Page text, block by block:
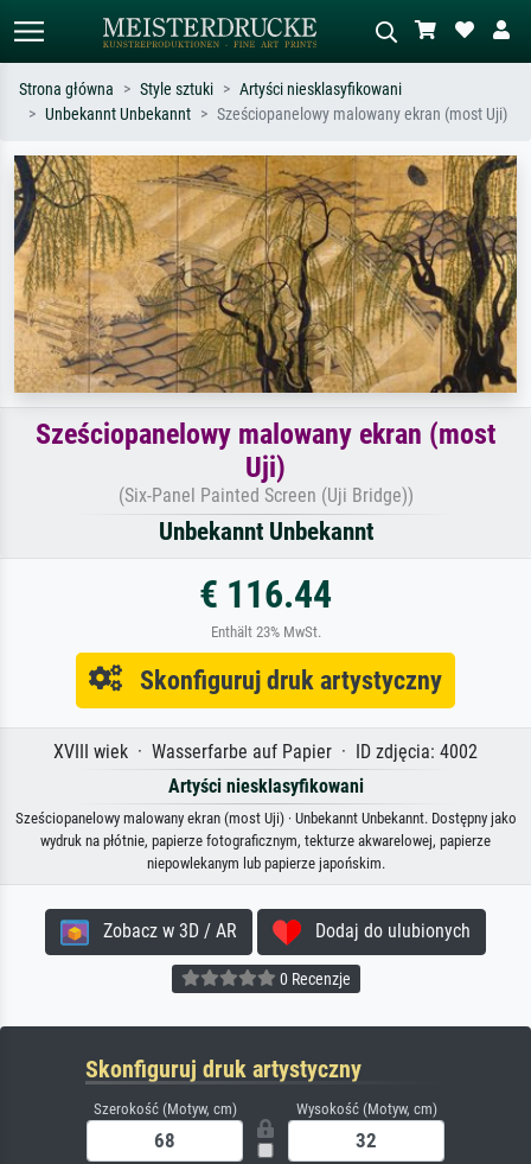
Szukaj wg artysty, tytułu lub stylu – np.
Monet, Gwiaździsta noc,
impresjonizm, fala Hokusaia, akt.
Opisz scenę – np. zielona łąka,
abstrakcja z czerwienią, ciemny olej,
stojący akt obok drzewa.
Strona główna Style sztuki
Artyści niesklasyfikowani
Unbekannt Unbekannt
Sześciopanelowy malowany ekran (most Uji)
Sześciopanelowy malowany ekran (most
Uji)
(Six-Panel Painted Screen (Uji Bridge))
Unbekannt Unbekannt
€ 116.44
Enthält 23% MwSt.
Skonfiguruj druk artystyczny
XVIII wiek · Wasserfarbe auf Papier · ID zdjęcia: 4002
Artyści niesklasyfikowani
Sześciopanelowy malowany ekran (most Uji) · Unbekannt Unbekannt. Dostępny jako
wydruk na płótnie, papierze fotograficznym, tekturze akwarelowej, papierze
niepowlekanym lub papierze japońskim.
Zobacz w 3D / AR Dodaj do ulubionych
0 Recenzje
Skonfiguruj druk artystyczny
Szerokość (Motyw, cm) Wysokość (Motyw, cm)